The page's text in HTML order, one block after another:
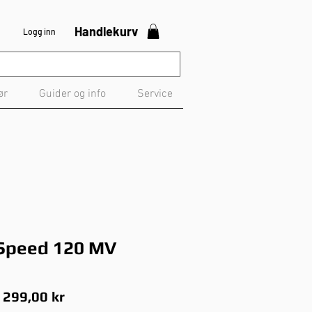
Logg inn Handlekurv
Guider og info Service
120 MV
299,00 krSalgspris